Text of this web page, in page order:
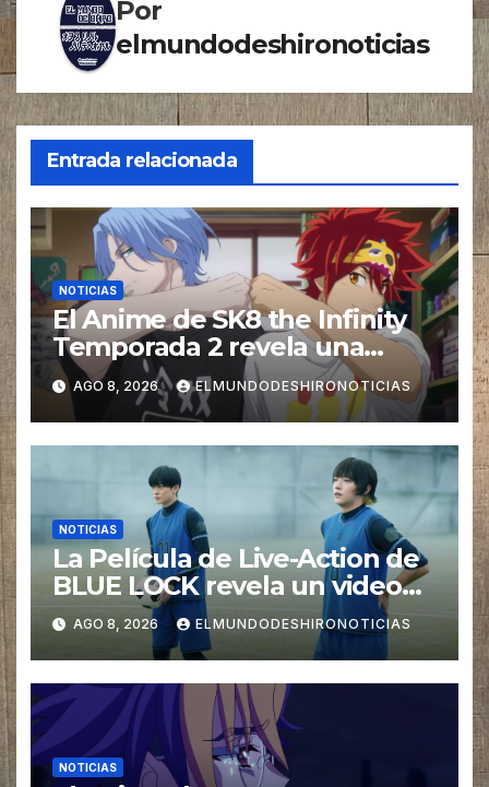
Por
elmundodeshironoticias
Entrada relacionada
NOTICIAS
El Anime de SK8 the Infinity
Temporada 2 revela una
imagen promocional
AGO 8, 2026 ELMUNDODESHIRONOTICIAS
NOTICIAS
La Película de Live-Action de
BLUE LOCK revela un video
especial con el tema musical
interpretado por Ado
AGO 8, 2026 ELMUNDODESHIRONOTICIAS
NOTICIAS